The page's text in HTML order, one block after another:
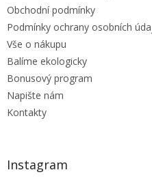
Obchodní podmínky
Podmínky ochrany osobních
Vše o nákupu
Balíme ekologicky
Bonusový program
Napište nám
Kontakty
Instagram